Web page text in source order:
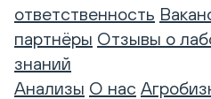
ответственность
партнёры Отзывы о
знаний
Анализы О нас